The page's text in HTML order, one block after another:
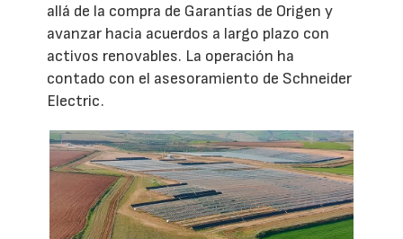
allá de la compra de Garantías de Origen y
avanzar hacia acuerdos a largo plazo con
activos renovables. La operación ha
contado con el asesoramiento de Schneider
Electric.